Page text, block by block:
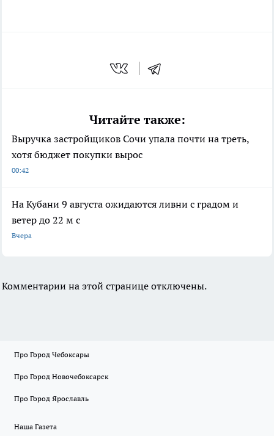
Читайте также:
Выручка застройщиков Сочи упала почти на треть,
хотя бюджет покупки вырос
00:42
На Кубани 9 августа ожидаются ливни с градом и
ветер до 22 м с
Вчера
Комментарии на этой странице отключены.
Про Город Чебоксары
Про Город Новочебоксарск
Про Город Ярославль
Наша Газета